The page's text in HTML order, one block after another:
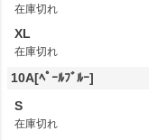
在庫切れ
XL
在庫切れ
10A[ﾍﾟｰﾙﾌﾞﾙｰ]
S
在庫切れ